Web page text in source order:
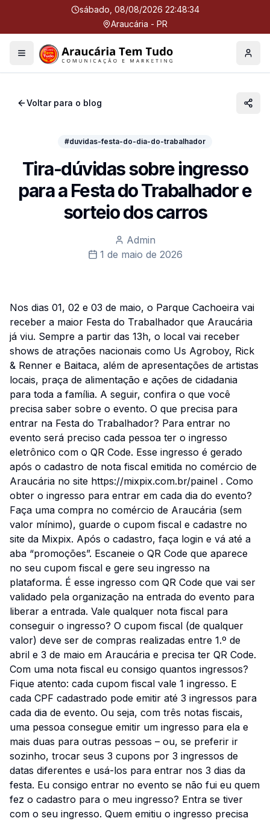
sábado, 08/08/2026 22:48:35
Araucária - PR
Menu Perfil
Voltar para o blog
#duvidas-festa-do-dia-do-trabalhador
Tira-dúvidas sobre ingresso
para a Festa do Trabalhador e
sorteio dos carros
Admin
1 de maio de 2026
Nos dias 01, 02 e 03 de maio, o Parque Cachoeira vai
receber a maior Festa do Trabalhador que Araucária
já viu. Sempre a partir das 13h, o local vai receber
shows de atrações nacionais como Us Agroboy, Rick
& Renner e Baitaca, além de apresentações de artistas
locais, praça de alimentação e ações de cidadania
para toda a família. A seguir, confira o que você
precisa saber sobre o evento. O que precisa para
entrar na Festa do Trabalhador? Para entrar no
evento será preciso cada pessoa ter o ingresso
eletrônico com o QR Code. Esse ingresso é gerado
após o cadastro de nota fiscal emitida no comércio de
Araucária no site https://mixpix.com.br/painel . Como
obter o ingresso para entrar em cada dia do evento?
Faça uma compra no comércio de Araucária (sem
valor mínimo), guarde o cupom fiscal e cadastre no
site da Mixpix. Após o cadastro, faça login e vá até a
aba “promoções”. Escaneie o QR Code que aparece
no seu cupom fiscal e gere seu ingresso na
plataforma. É esse ingresso com QR Code que vai ser
validado pela organização na entrada do evento para
liberar a entrada. Vale qualquer nota fiscal para
conseguir o ingresso? O cupom fiscal (de qualquer
valor) deve ser de compras realizadas entre 1.º de
abril e 3 de maio em Araucária e precisa ter QR Code.
Com uma nota fiscal eu consigo quantos ingressos?
Fique atento: cada cupom fiscal vale 1 ingresso. E
cada CPF cadastrado pode emitir até 3 ingressos para
cada dia de evento. Ou seja, com três notas fiscais,
uma pessoa consegue emitir um ingresso para ela e
mais duas para outras pessoas – ou, se preferir ir
sozinho, trocar seus 3 cupons por 3 ingressos de
datas diferentes e usá-los para entrar nos 3 dias da
festa. Eu consigo entrar no evento se não fui eu quem
fez o cadastro para o meu ingresso? Entra se tiver
com o seu ingresso. Quem emitiu o ingresso precisa